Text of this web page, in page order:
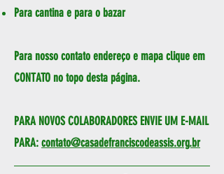
Para cantina e para o bazar
Para nosso contato endereço e mapa clique em
CONTATO no topo desta página.
PARA NOVOS COLABORADORES ENVIE UM E-MAIL
PARA: contato@casadefranciscodeassis.org.br